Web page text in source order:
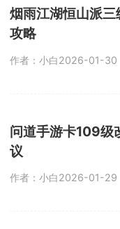
烟雨江湖恒山派
攻略
作者：小白2026-01-30
问道手游卡109级
议
作者：小白2026-01-29